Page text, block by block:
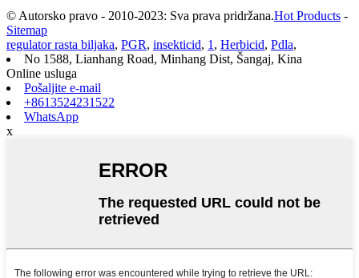
© Autorsko pravo - 2010-2023: Sva prava pridržana.Hot Products -
Sitemap
regulator rasta biljaka, PGR, insekticid, 1 , Herbicid, Pdla,
No 1588, Lianhang Road, Minhang Dist, Šangaj, Kina
Online usluga
Pošaljite e-mail
+8613524231522
WhatsApp
x